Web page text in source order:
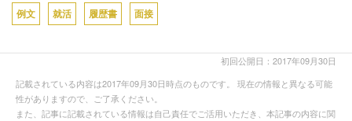
例文 就活 履歴書 面接
初回公開日：2017年09月30日
記載されている内容は2017年09月30日時点のものです。 現在の情報と異なる可能
性がありますので、ご了承ください。
また、記事に記載されている情報は自己責任でご活用いただき、本記事の内容に関